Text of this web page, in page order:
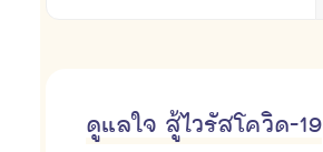
ดูแลใจ สู้ไวรัสโควิด-19